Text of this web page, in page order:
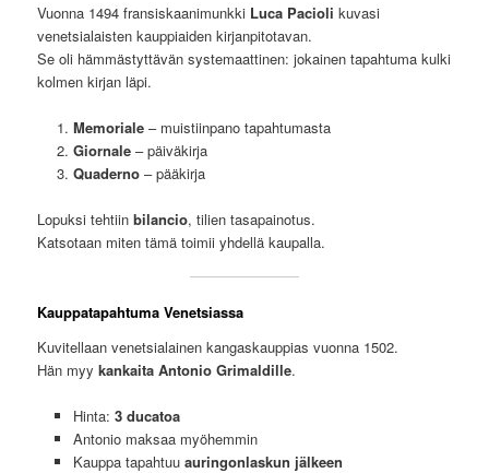
Vuonna 1494 fransiskaanimunkki Luca Pacioli kuvasi
venetsialaisten kauppiaiden kirjanpitotavan.
Se oli hämmästyttävän systemaattinen: jokainen tapahtuma kulki
kolmen kirjan läpi.
Memoriale– muistiinpano tapahtumasta
Giornale– päiväkirja
Quaderno– pääkirja
Lopuksi tehtiinbilancio, tilien tasapainotus.
Katsotaan miten tämä toimii yhdellä kaupalla.
Kauppatapahtuma Venetsiassa
Kuvitellaan venetsialainen kangaskauppias vuonna 1502.
Hän myykankaita Antonio Grimaldille.
Hinta: 3 ducatoa
Antonio maksaa myöhemmin
Kauppa tapahtuu auringonlaskun jälkeen